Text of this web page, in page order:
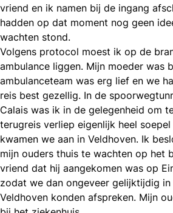
vriend en ik namen bij de ingang
hadden op dat moment nog geen
wachten stond.
Volgens protocol moest ik op de
ambulance liggen. Mijn moeder was
ambulanceteam was erg lief en we
reis best gezellig. In de
Calais was ik in de gelegenheid om
terugreis verliep eigenlijk heel soepel
kwamen we aan in Veldhoven. Ik
mijn ouders thuis te wachten op het
vriend dat hij aangekomen was op
zodat we dan ongeveer gelijktijdig in
Veldhoven konden afspreken. Mijn